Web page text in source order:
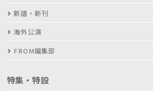
新譜・新刊
海外公演
FROM編集部
特集・特設